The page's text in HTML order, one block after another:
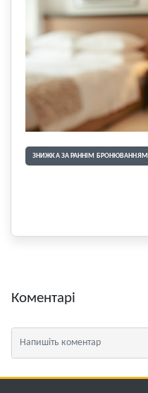
ЗНИЖКА ЗА РАННІМ БРОНЮВАННЯМ
Коментарі